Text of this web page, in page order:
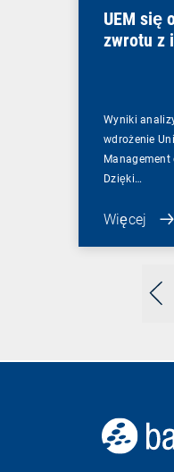
UEM się
zwrotu z
Wyniki
wdrożenie
Management
Dzięki…
Więcej